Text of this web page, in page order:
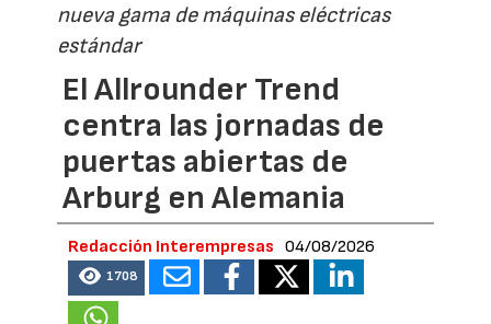
nueva gama de máquinas eléctricas
estándar
El Allrounder Trend
centra las jornadas de
puertas abiertas de
Arburg en Alemania
Redacción Interempresas 04/08/2026
1708